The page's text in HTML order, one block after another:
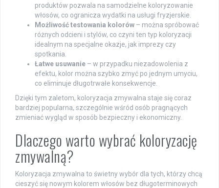
produktów pozwala na samodzielne koloryzowanie
włosów, co ogranicza wydatki na usługi fryzjerskie.
Możliwość testowania kolorów – można spróbować
różnych odcieni i stylów, co czyni ten typ koloryzacji
idealnym na specjalne okazje, jak imprezy czy
spotkania.
Łatwe usuwanie – w przypadku niezadowolenia z
efektu, kolor można szybko zmyć po jednym umyciu,
co eliminuje długotrwałe konsekwencje.
Dzięki tym zaletom, koloryzacja zmywalna staje się coraz
bardziej popularna, szczególnie wśród osób pragnących
zmieniać wygląd w sposób bezpieczny i ekonomiczny.
Dlaczego warto wybrać koloryzację
zmywalną?
Koloryzacja zmywalna to świetny wybór dla tych, którzy chcą
cieszyć się nowym kolorem włosów bez długoterminowych